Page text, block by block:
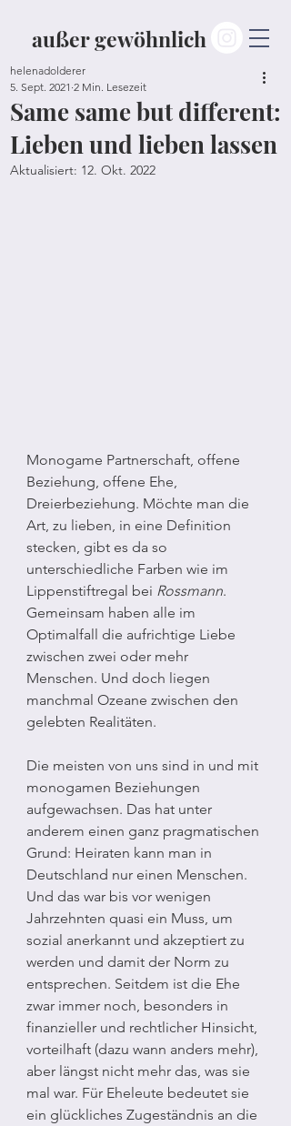
außer gewöhnlich
Same same but different:
Lieben und lieben lassen
helenadolderer
5. Sept. 2021 2 Min. Lesezeit
Aktualisiert: 12. Okt. 2022
Monogame Partnerschaft, offene
Beziehung, offene Ehe,
Dreierbeziehung. Möchte man die
Art, zu lieben, in eine Definition
stecken, gibt es da so
unterschiedliche Farben wie im
Lippenstiftregal bei Rossmann.
Gemeinsam haben alle im
Optimalfall die aufrichtige Liebe
zwischen zwei oder mehr
Menschen. Und doch liegen
manchmal Ozeane zwischen den
gelebten Realitäten.
Die meisten von uns sind in und mit
monogamen Beziehungen
aufgewachsen. Das hat unter
anderem einen ganz pragmatischen
Grund: Heiraten kann man in
Deutschland nur einen Menschen.
Und das war bis vor wenigen
Jahrzehnten quasi ein Muss, um
sozial anerkannt und akzeptiert zu
werden und damit der Norm zu
entsprechen. Seitdem ist die Ehe
zwar immer noch, besonders in
finanzieller und rechtlicher Hinsicht,
vorteilhaft (dazu wann anders mehr),
aber längst nicht mehr das, was sie
mal war. Für Eheleute bedeutet sie
ein glückliches Zugeständnis an die